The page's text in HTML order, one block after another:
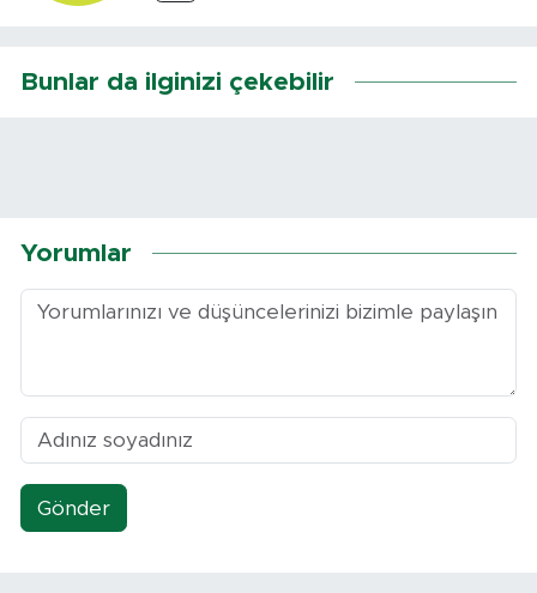
Bunlar da ilginizi çekebilir
Yorumlar
Gönder